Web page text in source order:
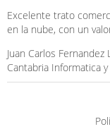
Excelente trato
en la nube, con un
Juan Carlos Fernandez
Cantabria Informatica